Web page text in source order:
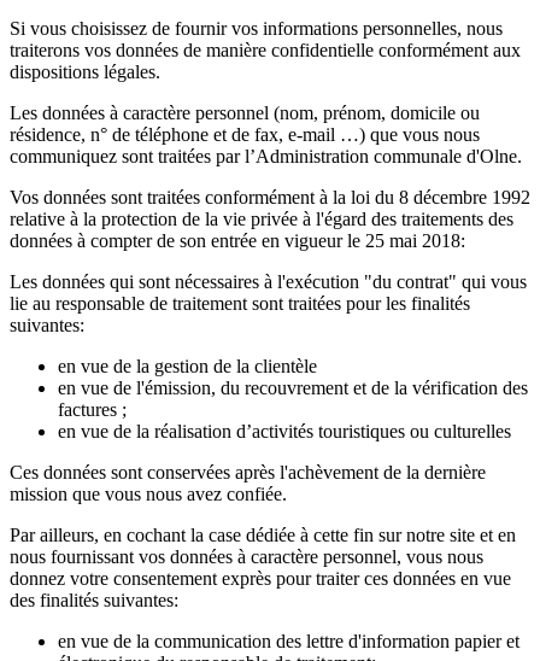
Si vous choisissez de fournir vos informations personnelles, nous
traiterons vos données de manière confidentielle conformément aux
dispositions légales.
Les données à caractère personnel (nom, prénom, domicile ou
résidence, n° de téléphone et de fax, e-mail …) que vous nous
communiquez sont traitées par l’Administration communale d'Olne.
Vos données sont traitées conformément à la loi du 8 décembre 1992
relative à la protection de la vie privée à l'égard des traitements des
données à compter de son entrée en vigueur le 25 mai 2018:
Les données qui sont nécessaires à l'exécution "du contrat" qui vous
lie au responsable de traitement sont traitées pour les finalités
suivantes:
en vue de la gestion de la clientèle
en vue de l'émission, du recouvrement et de la vérification des
factures ;
en vue de la réalisation d’activités touristiques ou culturelles
Ces données sont conservées après l'achèvement de la dernière
mission que vous nous avez confiée.
Par ailleurs, en cochant la case dédiée à cette fin sur notre site et en
nous fournissant vos données à caractère personnel, vous nous
donnez votre consentement exprès pour traiter ces données en vue
des finalités suivantes:
en vue de la communication des lettre d'information papier et